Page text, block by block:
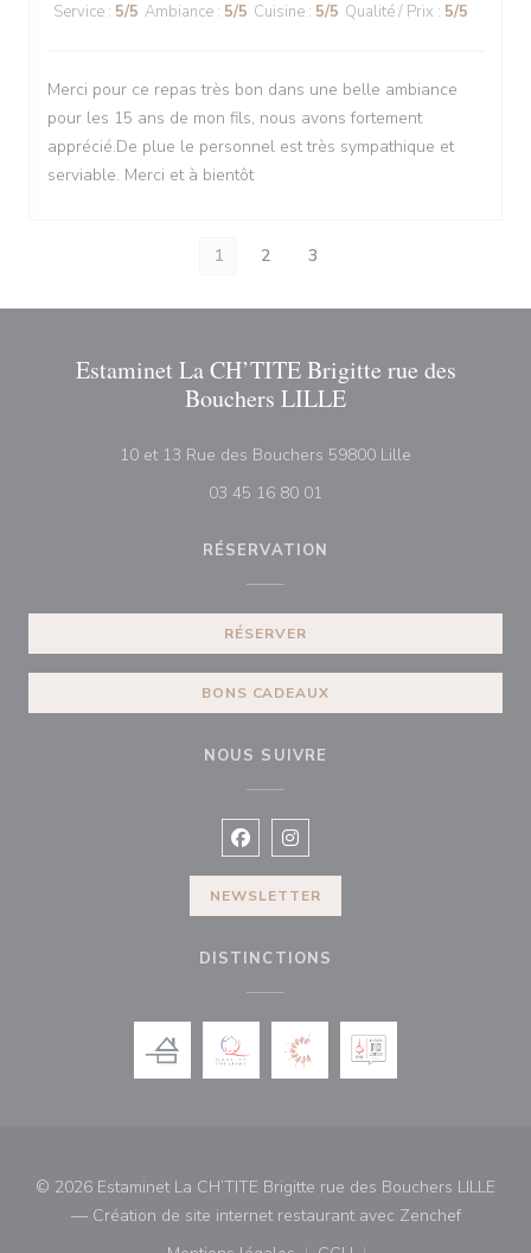
Service : 5/5 Ambiance : 5/5 Cuisine : 5/5 Qualité / Prix : 5/5
Merci pour ce repas très bon dans une belle ambiance
pour les 15 ans de mon fils, nous avons fortement
apprécié.De plue le personnel est très sympathique et
serviable. Merci et à bientôt
1 2 3
Estaminet La CH’TITE Brigitte rue des
Bouchers LILLE
10 et 13 Rue des Bouchers 59800 Lille
03 45 16 80 01
RÉSERVATION
RÉSERVER
BONS CADEAUX
NOUS SUIVRE
Facebook ((ouvre une nouvelle
Instagram ((ouvre une
NEWSLETTER
DISTINCTIONS
© 2026 Estaminet La CH’TITE Brigitte rue des Bouchers LILLE
— Création de site internet restaurant avec Zenchef((ouvre